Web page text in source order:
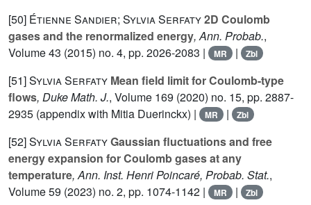
[50] Étienne Sandier; Sylvia Serfaty2D Coulomb
gases and the renormalized energy, Ann. Probab.,
Volume 43 (2015) no. 4, pp. 2026-2083 | MR | Zbl
[51]Sylvia Serfaty Mean field limit for Coulomb-type
flows, Duke Math. J., Volume 169 (2020) no. 15, pp. 2887-
2935 (appendix with Mitia Duerinckx) |
MR | Zbl
[52]Sylvia SerfatyGaussian fluctuations and free
energy expansion for Coulomb gases at any
temperature, Ann. Inst. Henri Poincaré, Probab. Stat.,
Volume 59 (2023) no. 2, pp. 1074-1142 | MR | Zbl